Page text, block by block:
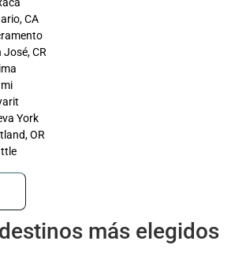
CA
José, CR
York
OR
más elegidos